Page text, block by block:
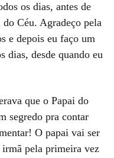
os dias, antes de
Céu. Agradeço pela
e depois eu faço um
dias, desde quando eu
que o Papai do
segredo pra contar
O papai vai ser
pela primeira vez